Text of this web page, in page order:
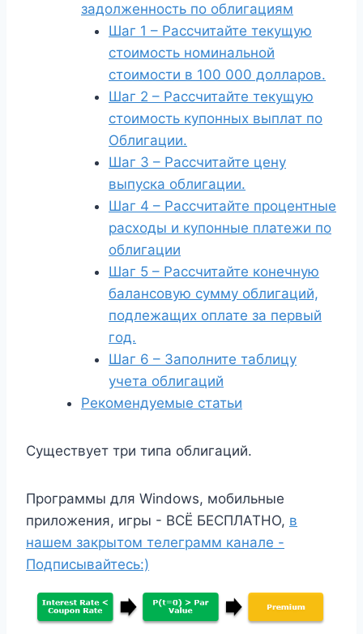
задолженность по облигациям
Шаг 1 – Рассчитайте текущую
стоимость номинальной
стоимости в 100 000 долларов.
Шаг 2 – Рассчитайте текущую
стоимость купонных выплат по
Облигации.
Шаг 3 – Рассчитайте цену
выпуска облигации.
Шаг 4 – Рассчитайте процентные
расходы и купонные платежи по
облигации
Шаг 5 – Рассчитайте конечную
балансовую сумму облигаций,
подлежащих оплате за первый
год.
Шаг 6 – Заполните таблицу
учета облигаций
Рекомендуемые статьи
Существует три типа облигаций.
Программы для Windows, мобильные
приложения, игры - ВСЁ БЕСПЛАТНО, в
нашем закрытом телеграмм канале -
Подписывайтесь:)